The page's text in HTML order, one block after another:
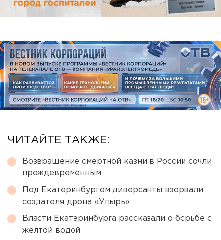
ЧИТАЙТЕ ТАКЖЕ:
Возвращение смертной казни в России сочли
преждевременным
Под Екатеринбургом диверсанты взорвали
создателя дрона «Упырь»
Власти Екатеринбурга рассказали о борьбе с
желтой водой